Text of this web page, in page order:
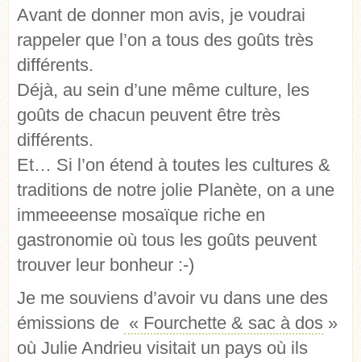
Avant de donner mon avis, je voudrai
rappeler que l’on a tous des goûts très
différents.
Déjà, au sein d’une même culture, les
goûts de chacun peuvent être très
différents.
Et… Si l’on étend à toutes les cultures &
traditions de notre jolie Planète, on a une
immeeeense mosaïque riche en
gastronomie où tous les goûts peuvent
trouver leur bonheur :-)
Je me souviens d’avoir vu dans une des
émissions de « Fourchette & sac à dos »
où Julie Andrieu visitait un pays où ils